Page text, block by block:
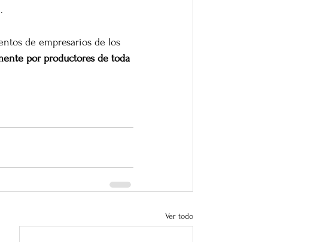
de empresarios de los
por productores de toda
Ver todo